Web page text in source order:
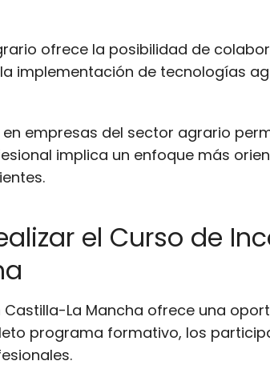
ofrece la posibilidad de
implementación de tecnologías
empresas del sector agrario
implica un enfoque más
el Curso de
La Mancha ofrece una
programa formativo, los